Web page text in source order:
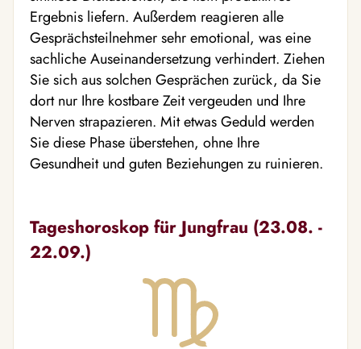
Ergebnis liefern. Außerdem reagieren alle
Gesprächsteilnehmer sehr emotional, was eine
sachliche Auseinandersetzung verhindert. Ziehen
Sie sich aus solchen Gesprächen zurück, da Sie
dort nur Ihre kostbare Zeit vergeuden und Ihre
Nerven strapazieren. Mit etwas Geduld werden
Sie diese Phase überstehen, ohne Ihre
Gesundheit und guten Beziehungen zu ruinieren.
Tageshoroskop für Jungfrau (23.08. -
22.09.)